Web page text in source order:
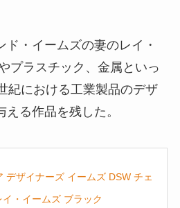
・イームズの妻のレイ・
プラスチック、金属といっ
紀における工業製品のデザ
る作品を残した。
デザイナーズ イームズ DSW チェ
・イームズ ブラック